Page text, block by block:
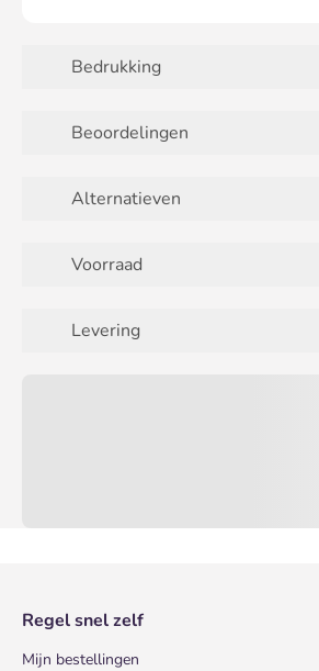
Bedrukking
Beoordelingen
Alternatieven
Voorraad
Levering
Regel snel zelf
Mijn bestellingen